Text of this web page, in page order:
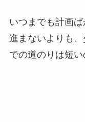
いつまでも計画
進まないよりも
での道のりは短い